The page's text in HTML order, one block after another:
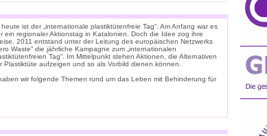
heute ist der „internationale plastiktütenfreie Tag“. Am Anfang war es
ein regionaler Aktionstag in Katalonien. Doch die Idee zog ihre
2011 entstand unter der Leitung des europäischen Netzwerks
Waste“ die jährliche Kampagne zum „internationalen
Tag“. Im Mittelpunkt stehen Aktionen, die Alternativen
Plastiktüte aufzeigen und so als Vorbild dienen können.
wir folgende Themen rund um das Leben mit Behinderung für